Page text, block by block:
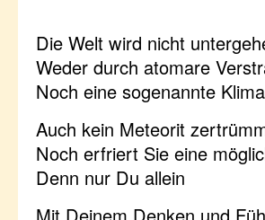
Die Welt wird nicht
Weder durch atomare
Noch eine sogenannte
Auch kein Meteorit
Noch erfriert Sie eine
Denn nur Du allein